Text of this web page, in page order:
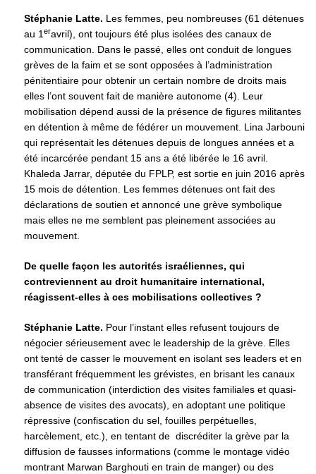
Stéphanie Latte. Les femmes, peu nombreuses (61 détenues
au 1 eravril), ont toujours été plus isolées des canaux de
communication. Dans le passé, elles ont conduit de longues
grèves de la faim et se sont opposées à l’administration
pénitentiaire pour obtenir un certain nombre de droits mais
elles l’ont souvent fait de manière autonome (4). Leur
mobilisation dépend aussi de la présence de figures militantes
en détention à même de fédérer un mouvement. Lina Jarbouni
qui représentait les détenues depuis de longues années et a
été incarcérée pendant 15 ans a été libérée le 16 avril.
Khaleda Jarrar, députée du FPLP, est sortie en juin 2016 après
15 mois de détention. Les femmes détenues ont fait des
déclarations de soutien et annoncé une grève symbolique
mais elles ne me semblent pas pleinement associées au
mouvement.
De quelle façon les autorités israéliennes, qui
contreviennent au droit humanitaire international,
réagissent-elles à ces mobilisations collectives ?
Stéphanie Latte. Pour l’instant elles refusent toujours de
négocier sérieusement avec le leadership de la grève. Elles
ont tenté de casser le mouvement en isolant ses leaders et en
transférant fréquemment les grévistes, en brisant les canaux
de communication (interdiction des visites familiales et quasi-
absence de visites des avocats), en adoptant une politique
répressive (confiscation du sel, fouilles perpétuelles,
harcèlement, etc.), en tentant de discréditer la grève par la
diffusion de fausses informations (comme le montage vidéo
montrant Marwan Barghouti en train de manger) ou des